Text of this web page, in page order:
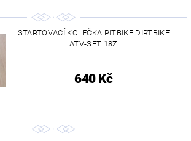
STARTOVACÍ KOLEČKA PITBIKE DIRTBIKE
ATV-SET 18Z
640 Kč